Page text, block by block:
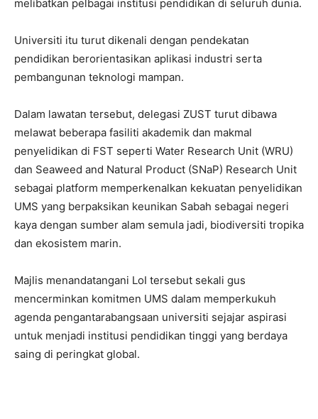
melibatkan pelbagai institusi pendidikan di seluruh dunia.
Universiti itu turut dikenali dengan pendekatan
pendidikan berorientasikan aplikasi industri serta
pembangunan teknologi mampan.
Dalam lawatan tersebut, delegasi ZUST turut dibawa
melawat beberapa fasiliti akademik dan makmal
penyelidikan di FST seperti Water Research Unit (WRU)
dan Seaweed and Natural Product (SNaP) Research Unit
sebagai platform memperkenalkan kekuatan penyelidikan
UMS yang berpaksikan keunikan Sabah sebagai negeri
kaya dengan sumber alam semula jadi, biodiversiti tropika
dan ekosistem marin.
Majlis menandatangani LoI tersebut sekali gus
mencerminkan komitmen UMS dalam memperkukuh
agenda pengantarabangsaan universiti sejajar aspirasi
untuk menjadi institusi pendidikan tinggi yang berdaya
saing di peringkat global.